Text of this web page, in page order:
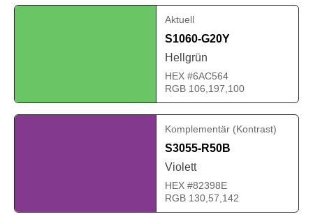
Aktuell
S1060-G20Y
Hellgrün
HEX #6AC564
RGB 106,197,100
Komplementär (Kontrast)
S3055-R50B
Violett
HEX #82398E
RGB 130,57,142